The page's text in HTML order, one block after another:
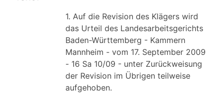
1. Auf die Revision des Klägers wird
das Urteil des Landesarbeitsgerichts
Baden-Württemberg - Kammern
Mannheim - vom 17. September 2009
- 16 Sa 10/09 - unter Zurückweisung
der Revision im Übrigen teilweise
aufgehoben.